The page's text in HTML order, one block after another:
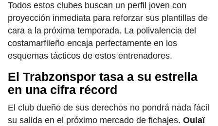
Todos estos clubes buscan un perfil joven con
proyección inmediata para reforzar sus plantillas de
cara a la próxima temporada. La polivalencia del
costamarfileño encaja perfectamente en los
esquemas tácticos de estos entrenadores.
El Trabzonspor tasa a su estrella
en una cifra récord
El club dueño de sus derechos no pondrá nada fácil
su salida en el próximo mercado de fichajes. Oulaï